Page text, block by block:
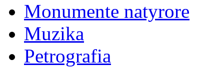
Monumente natyrore
Muzika
Petrografia